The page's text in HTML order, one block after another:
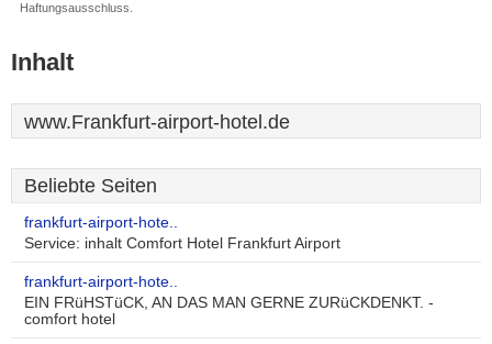
Haftungsausschluss.
Inhalt
www.Frankfurt-airport-hotel.de
Beliebte Seiten
frankfurt-airport-hote..
Service: inhalt Comfort Hotel Frankfurt Airport
frankfurt-airport-hote..
EIN FRüHSTüCK, AN DAS MAN GERNE ZURüCKDENKT. -
comfort hotel